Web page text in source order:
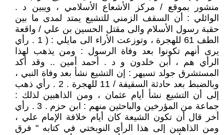
منشور بموقع / مركز الأشعاع الأسلامي ، ويبين د .
الوائلي : أن السقف الزمني للتشيع يمتد لمدى ما بين
حقبة رسول الأسلام والى مقتل الحسين بن علي / واقعة
الطف 61 للهجرة ، وتوزعت الأراء الى مايلي : ( 1 . رأي
يرى أنهم تكونوا بعد وفاة الرسول : ومن يذهب لهذا
الرأي هم ، أبن خلدون و د . أحمد أمين .. وقد أكد
المستشرق جولد تسيهر : إن التشيع نشأ بعد وفاة النبي ،
وبالضبط بعد حادثة السقيفة / 11 للهجرة . 2 . رأي ذهب
إلى أن التشيع نشأ أيام عثمان ، ومن الذاهبين لذلك :
جماعة من المؤرخين والباحثين منهم : ابن حزم . 3 . رأي
أخر قال أن تكون الشيعة كان أيام خلافة الإمام علي ،
ومن الذاهبين إلى هذا الرأي النوبختي في كتابه " فرق